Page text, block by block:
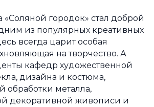
«Соляной городок» стал доброй
из популярных креативных
всегда царит особая
на творчество. А
кафедр художественной
дизайна и костюма,
обработки металла,
декоративной живописи и